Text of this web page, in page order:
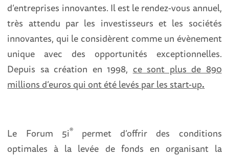
d’entreprises innovantes. Il est le rendez-vous annuel,
très attendu par les investisseurs et les sociétés
innovantes, qui le considèrent comme un évènement
unique avec des opportunités exceptionnelles.
Depuis sa création en 1998, ce sont plus de 890
millions d’euros qui ont été levés par les start-up.
Le Forum 5i®permet d’offrir des conditions
optimales à la levée de fonds en organisant la